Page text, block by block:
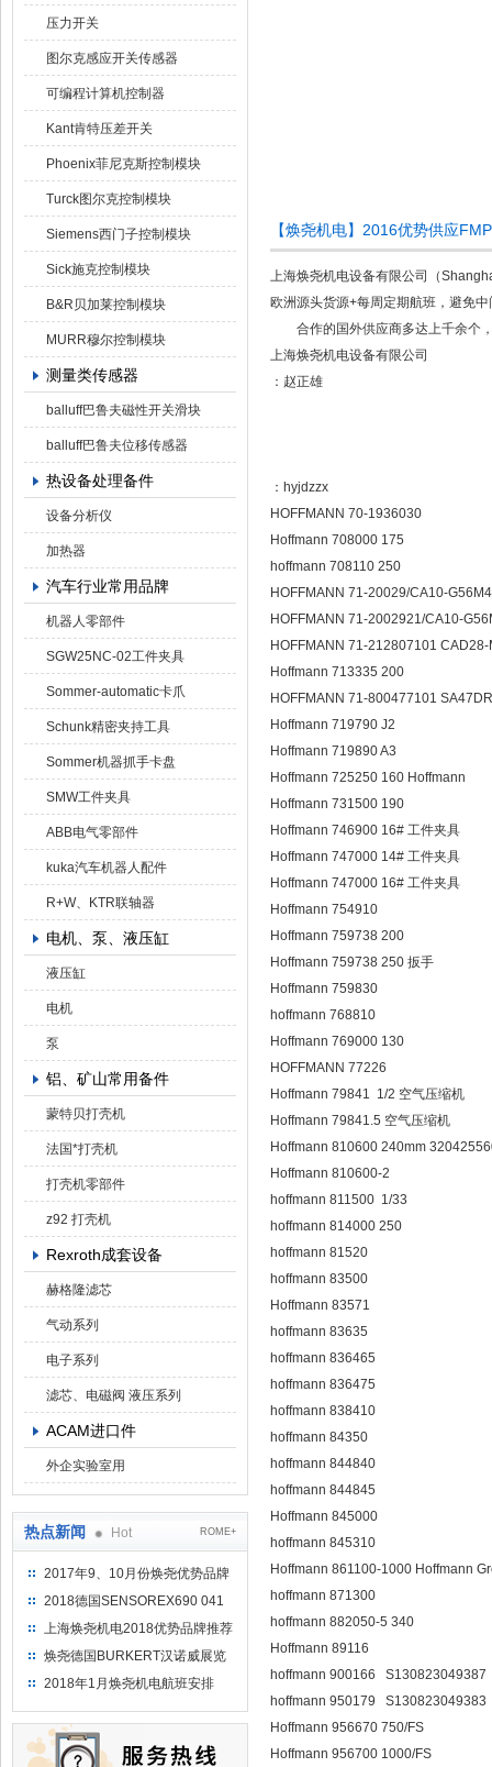
压力开关
图尔克感应开关传感器
可编程计算机控制器
Kant肯特压差开关
Phoenix菲尼克斯控制模块
Turck图尔克控制模块
Siemens西门子控制模块
Sick施克控制模块
B&R贝加莱控制模块
MURR穆尔控制模块
测量类传感器
balluff巴鲁夫磁性开关滑块
balluff巴鲁夫位移传感器
热设备处理备件
设备分析仪
加热器
汽车行业常用品牌
机器人零部件
SGW25NC-02工件夹具
Sommer-automatic卡爪
Schunk精密夹持工具
Sommer机器抓手卡盘
SMW工件夹具
ABB电气零部件
kuka汽车机器人配件
R+W、KTR联轴器
电机、泵、液压缸
液压缸
电机
泵
铝、矿山常用备件
蒙特贝打壳机
法国*打壳机
打壳机零部件
z92 打壳机
Rexroth成套设备
赫格隆滤芯
气动系列
电子系列
滤芯、电磁阀 液压系列
ACAM进口件
外企实验室用
热点新闻 Hot ROME+
2017年9、10月份焕尧优势品牌
推荐
2018德国SENSOREX690 041
415 D
上海焕尧机电2018优势品牌推荐
焕尧德国BURKERT汉诺威展览
（2018）
2018年1月焕尧机电航班安排
【焕尧机电】2016优势供应
上海焕尧机电设备有限公司（
欧洲源头货源+每周定期航班，避免
合作的国外供应商多达上千余个，
上海焕尧机电设备有限公司
：赵正雄
：hyjdzzx
HOFFMANN 70-1936030
Hoffmann 708000 175
hoffmann 708110 250
HOFFMANN 71-20029/CA10-G56M4
HOFFMANN 71-2002921/CA10-
HOFFMANN 71-212807101
Hoffmann 713335 200
HOFFMANN 71-800477101
Hoffmann 719790 J2
Hoffmann 719890 A3
Hoffmann 725250 160 Hoffmann
Hoffmann 731500 190
Hoffmann 746900 16# 工件夹具
Hoffmann 747000 14# 工件夹具
Hoffmann 747000 16# 工件夹具
Hoffmann 754910
Hoffmann 759738 200
Hoffmann 759738 250 扳手
Hoffmann 759830
hoffmann 768810
Hoffmann 769000 130
HOFFMANN 77226
Hoffmann 79841 1/2 空气压缩机
Hoffmann 79841.5 空气压缩机
Hoffmann 810600 240mm
Hoffmann 810600-2
hoffmann 811500 1/33
hoffmann 814000 250
hoffmann 81520
hoffmann 83500
Hoffmann 83571
hoffmann 83635
hoffmann 836465
hoffmann 836475
hoffmann 838410
hoffmann 84350
hoffmann 844840
hoffmann 844845
Hoffmann 845000
hoffmann 845310
Hoffmann 861100-1000 Hoffmann
hoffmann 871300
hoffmann 882050-5 340
Hoffmann 89116
hoffmann 900166 S130823049387
hoffmann 950179 S130823049383
Hoffmann 956670 750/FS
Hoffmann 956700 1000/FS